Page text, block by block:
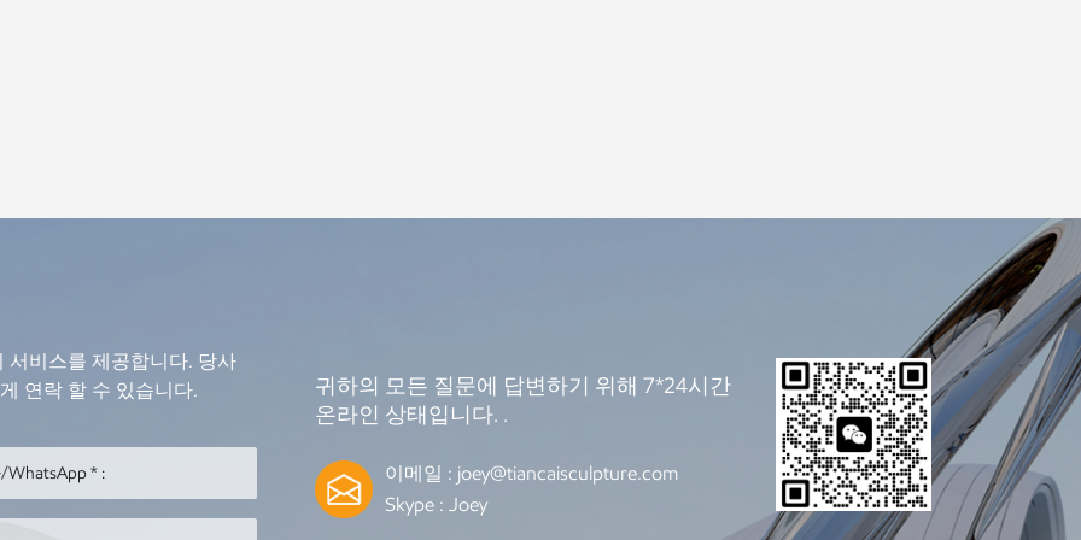
서비스를 제공합니다. 당사
연락 할 수 있습니다.
귀하의 모든 질문에 답변하기 위해 7*24시간
온라인 상태입니다. .
이메일 : joey@tiancaisculpture.com
Skype :Joey